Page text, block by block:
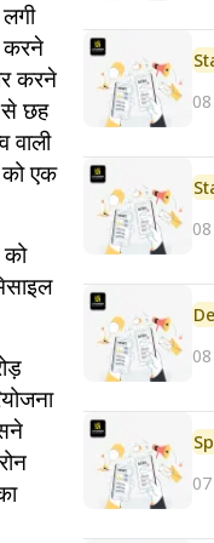
करने
करने
से छह
वाली
को एक